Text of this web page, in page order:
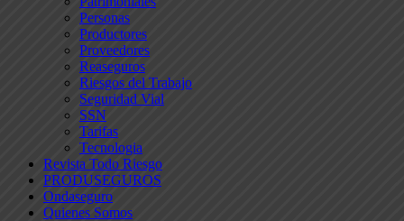
Personas
Productores
Proveedores
Reaseguros
Riesgos del Trabajo
Seguridad Vial
SSN
Tarifas
Tecnologia
Revista Todo Riesgo
PRODUSEGUROS
Ondaseguro
Quienes Somos